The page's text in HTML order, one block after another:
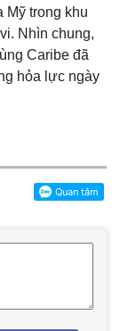
Mỹ trong khu
Nhìn chung,
Caribe đã
hỏa lực ngày